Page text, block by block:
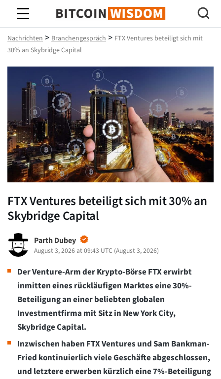
Bitcoin-Weisheit
Nachrichten > Branchengespräch > FTX Ventures beteiligt sich mit
30% an Skybridge Capital
FTX Ventures beteiligt sich mit 30% an
Skybridge Capital
Parth Dubey
August 3, 2026 at 09:43 UTC (August 3, 2026)
Der Venture-Arm der Krypto-Börse FTX erwirbt
inmitten eines rückläufigen Marktes eine 30%-
Beteiligung an einer beliebten globalen
Investmentfirma mit Sitz in New York City,
Skybridge Capital.
Inzwischen haben FTX Ventures und Sam Bankman-
Fried kontinuierlich viele Geschäfte abgeschlossen,
und letztere erwerben kürzlich eine 7%-Beteiligung